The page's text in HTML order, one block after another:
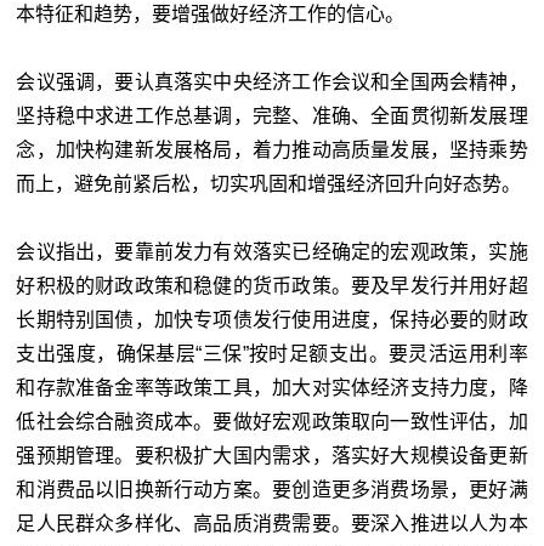
本特征和趋势，要增强做好经济工作的信心。
会议强调，要认真落实中央经济工作会议和全国两会精神，
坚持稳中求进工作总基调，完整、准确、全面贯彻新发展理
念，加快构建新发展格局，着力推动高质量发展，坚持乘势
而上，避免前紧后松，切实巩固和增强经济回升向好态势。
会议指出，要靠前发力有效落实已经确定的宏观政策，实施
好积极的财政政策和稳健的货币政策。要及早发行并用好超
长期特别国债，加快专项债发行使用进度，保持必要的财政
支出强度，确保基层“三保”按时足额支出。要灵活运用利率
和存款准备金率等政策工具，加大对实体经济支持力度，降
低社会综合融资成本。要做好宏观政策取向一致性评估，加
强预期管理。要积极扩大国内需求，落实好大规模设备更新
和消费品以旧换新行动方案。要创造更多消费场景，更好满
足人民群众多样化、高品质消费需要。要深入推进以人为本